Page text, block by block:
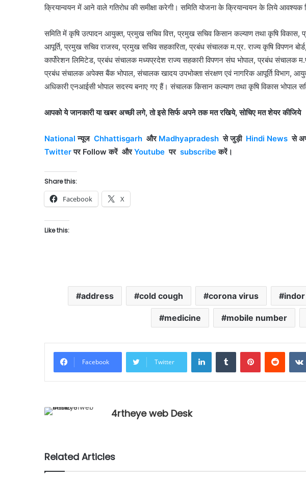
क्रियान्वयन में आने वाले गतिरोध की समीक्षा करेगी। समिति योजना के क्रियान्वयन के लिये आवश्यक
समिति में कृषि उत्पादन आयुक्त, प्रमुख सचिव वित्त, प्रमुख सचिव किसान कल्याण तथा कृषि विकास,
आपूर्ति, प्रमुख सचिव राजस्व, प्रमुख सचिव सहकारिता, प्रबंध संचालक म.प्र. राज्य कृषि विपणन
कार्पोरेशन लिमिटेड, प्रबंध संचालक मध्यप्रदेश राज्य सहकारी विपणन संघ भोपाल, प्रबंध संचालक
प्रबंध संचालक अपेक्स बैंक भोपाल, संचालक खादय उपभोक्ता संरक्षण एवं नागरिक आपूर्ति विभाग,
अधिकारी एनआईसी भोपाल सदस्य बनाए गए हैं। संचालक किसान कल्याण तथा कृषि विकास भोपाल
आपको ये जानकारी या खबर अच्छी लगे, तो इसे सिर्फ अपने तक मत रखिये, सोचिए मत शेयर कीजिये
National न्यूज Chhattisgarh और Madhyapradesh से जुड़ी Hindi News से
Twitter पर Followकरें औरYoutube पर subscribe करें।
Share this:
Facebook X
Like this:
address cold cough corona virus
medicine mobile number
Facebook Twitter
4rtheye web Desk
Related Articles